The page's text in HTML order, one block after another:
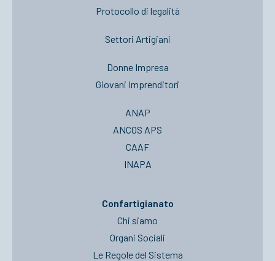
Protocollo di legalità
Settori Artigiani
Donne Impresa
Giovani Imprenditori
ANAP
ANCOS APS
CAAF
INAPA
Confartigianato
Chi siamo
Organi Sociali
Le Regole del Sistema